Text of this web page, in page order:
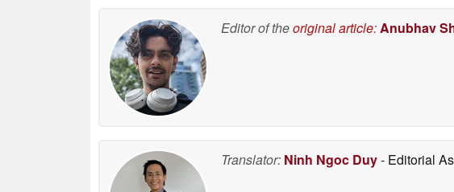
Editor of theoriginal article:Anubhav
Translator: Ninh Ngoc Duy- Editorial